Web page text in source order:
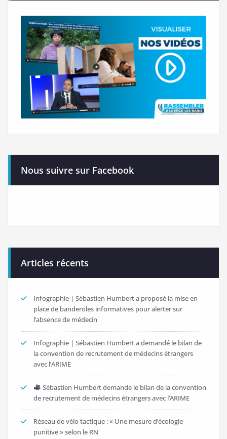
Nous suivre sur Facebook
Articles récents
Infographie | Sébastien Humbert a proposé la mise en
place de banderoles informatives pour alerter sur
l’absence de médecin
Infographie | Sébastien Humbert a demandé le bilan de
la convention de recrutement de médecins étrangers
avec l’ARIME
Sébastien Humbert demande le bilan de la convention
de recrutement de médecins étrangers avec l’ARIME
Réseau de vélo tactique : « Une mesure d’écologie
punitive » selon le RN